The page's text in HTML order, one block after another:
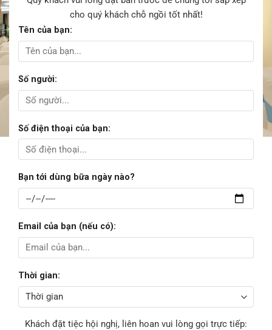
cho quý khách chỗ ngồi tốt nhất!
Tên của bạn:
Số người:
Số điện thoại của bạn:
Bạn tới dùng bữa ngày nào?
Email của bạn (nếu có):
Thời gian:
Khách đặt tiệc hội nghị, liên hoan vui lòng gọi trực tiếp: